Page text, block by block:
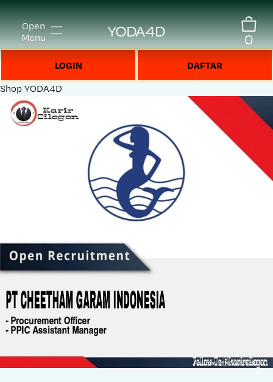
Open
Menu
YODA4D 0
LOGIN DAFTAR
Shop YODA4D